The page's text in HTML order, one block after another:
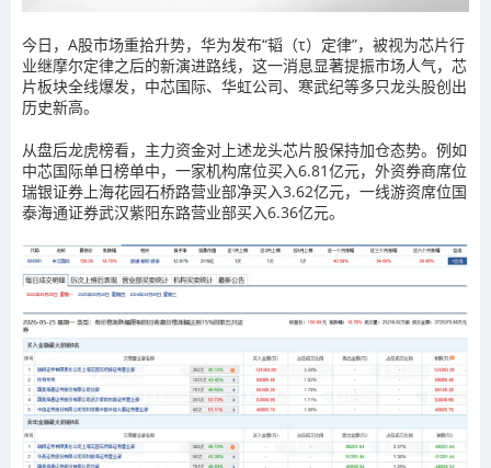
今日，A股市场重拾升势，华为发布“韬（τ）定律”，被视为芯片行
业继摩尔定律之后的新演进路线，这一消息显著提振市场人气，芯
片板块全线爆发，中芯国际、华虹公司、寒武纪等多只龙头股创出
历史新高。
从盘后龙虎榜看，主力资金对上述龙头芯片股保持加仓态势。例如
中芯国际单日榜单中，一家机构席位买入6.81亿元，外资券商席位
瑞银证券上海花园石桥路营业部净买入3.62亿元，一线游资席位国
泰海通证券武汉紫阳东路营业部买入6.36亿元。